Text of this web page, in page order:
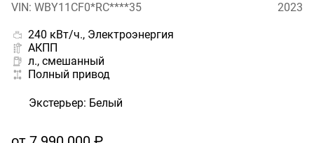
VIN: WBY11CF0*RC****35 2023
240 кВт/ч., Электроэнергия
АКПП
л., смешанный
Полный привод
Экстерьер: Белый